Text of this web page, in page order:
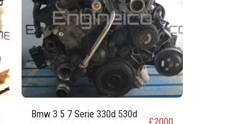
Bmw 3 5 7 Serie 330d 530d
£2000